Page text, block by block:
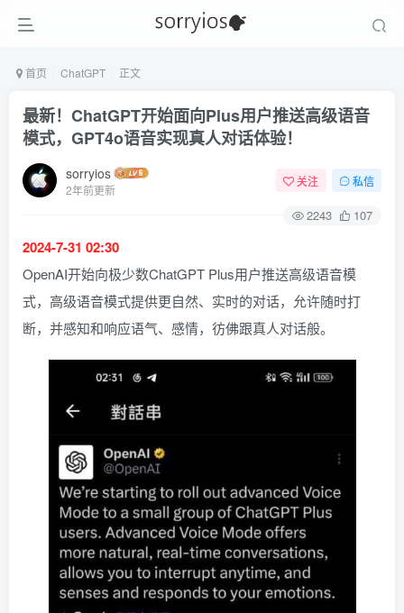
首页 ChatGPT 正文
最新！ChatGPT开始面向Plus用户推送高级语音
模式，GPT4o语音实现真人对话体验！
sorryios
2年前更新
关注 私信
2243 107
2024-7-31 02:30
OpenAI开始向极少数ChatGPT Plus用户推送高级语音模
式，高级语音模式提供更自然、实时的对话，允许随时打
断，并感知和响应语气、感情，彷佛跟真人对话般。